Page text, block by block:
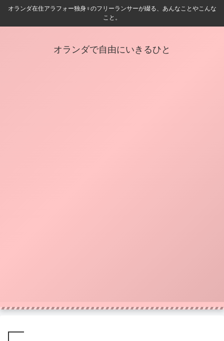
オランダ在住アラフォー独身♀️のフリーランサーが綴る、あんなことやこんな
こと。
オランダで自由にいきるひと